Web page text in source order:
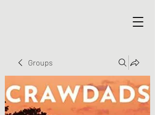
Groups